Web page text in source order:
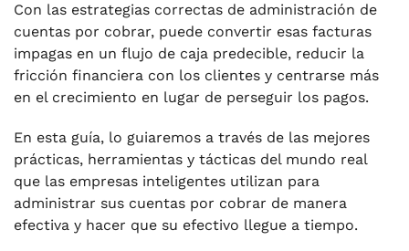
Con las estrategias correctas de administración de
cuentas por cobrar, puede convertir esas facturas
impagas en un flujo de caja predecible, reducir la
fricción financiera con los clientes y centrarse más
en el crecimiento en lugar de perseguir los pagos.
En esta guía, lo guiaremos a través de las mejores
prácticas, herramientas y tácticas del mundo real
que las empresas inteligentes utilizan para
administrar sus cuentas por cobrar de manera
efectiva y hacer que su efectivo llegue a tiempo.